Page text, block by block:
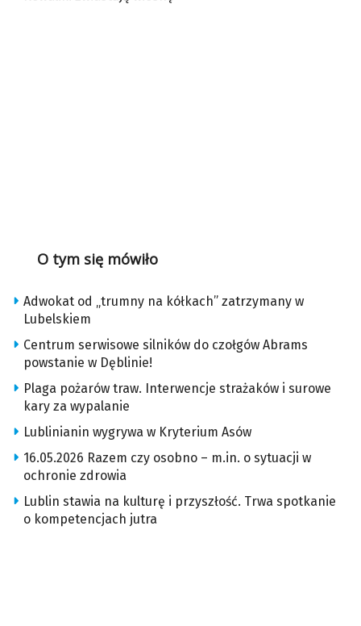
O tym się mówiło
Adwokat od „trumny na kółkach” zatrzymany w
Lubelskiem
Centrum serwisowe silników do czołgów Abrams
powstanie w Dęblinie!
Plaga pożarów traw. Interwencje strażaków i surowe
kary za wypalanie
Lublinianin wygrywa w Kryterium Asów
16.05.2026 Razem czy osobno – m.in. o sytuacji w
ochronie zdrowia
Lublin stawia na kulturę i przyszłość. Trwa spotkanie
o kompetencjach jutra